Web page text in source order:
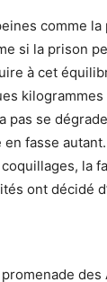
comme
si la prison
à cet
pas se
fasse
la
ont décidé